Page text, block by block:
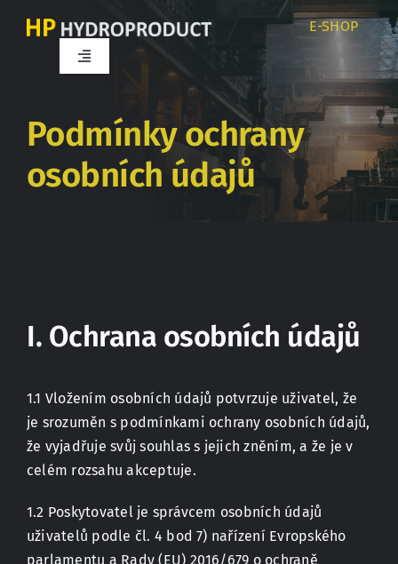
E-SHOP
Toggle
Kariéra
Partneři
Kontakt
Podmínky ochrany
osobních údajů
I. Ochrana osobních údajů
1.1 Vložením osobních údajů potvrzuje uživatel, že
je srozuměn s podmínkami ochrany osobních údajů,
že vyjadřuje svůj souhlas s jejich zněním, a že je v
celém rozsahu akceptuje.
1.2 Poskytovatel je správcem osobních údajů
uživatelů podle čl. 4 bod 7) nařízení Evropského
parlamentu a Rady (EU) 2016/679 o ochraně